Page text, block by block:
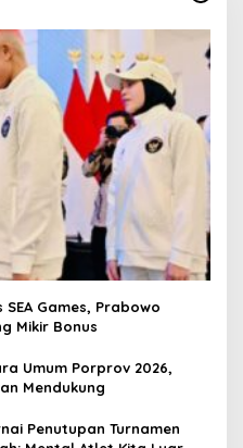
Games, Prabowo
Mikir Bonus
Umum Porprov 2026,
Mendukung
Penutupan Turnamen